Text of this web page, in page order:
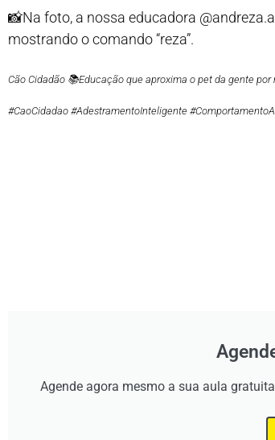
📸Na foto, a nossa educadora
mostrando o comando “reza”.
Cão Cidadão 📚Educação que aproxima o pet da gente
#CaoCidadao #AdestramentoInteligente
Agende agora mesmo a sua aula